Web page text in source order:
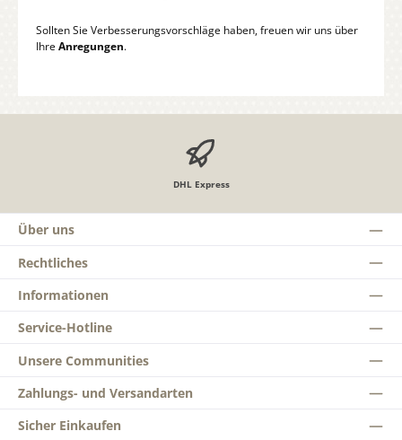
Sollten Sie Verbesserungsvorschläge haben, freuen wir uns über
Ihre Anregungen.
DHL Express
Über uns
Rechtliches
Informationen
Service-Hotline
Unsere Communities
Zahlungs- und Versandarten
Sicher Einkaufen